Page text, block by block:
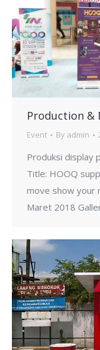
Production &
Event By admin
Produksi display
Title: HOOQ
move show your
Maret 2018